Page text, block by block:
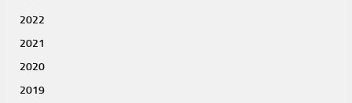
2022
2021
2020
2019